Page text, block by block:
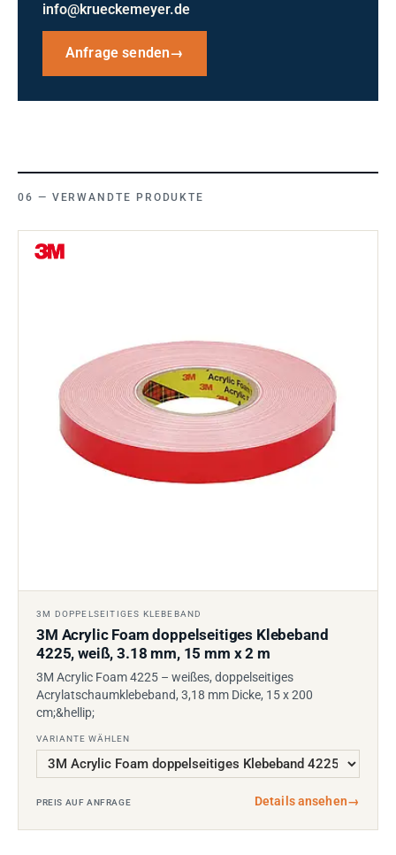
info@krueckemeyer.de
Anfrage senden→
VERWANDTE PRODUKTE
3M DOPPELSEITIGES KLEBEBAND
3M Acrylic Foam doppelseitiges Klebeband
4225, weiß, 3.18 mm, 15 mm x 2 m
3M Acrylic Foam 4225 – weißes, doppelseitiges
Acrylatschaumklebeband, 3,18 mm Dicke, 15 x 200
cm;&hellip;
VARIANTE WÄHLEN
PREIS AUF ANFRAGE Details ansehen→